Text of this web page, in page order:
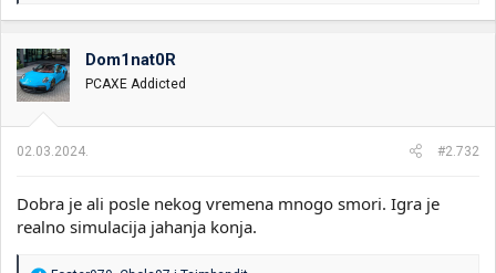
a
o
v
a
n
:
Dom1nat0R
PCAXE Addicted
02.03.2024. #2.732
Dobra je ali posle nekog vremena mnogo smori. Igra je
realno simulacija jahanja konja.